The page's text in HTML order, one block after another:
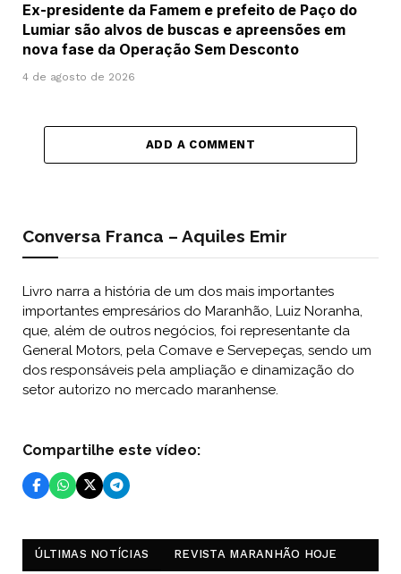
Ex-presidente da Famem e prefeito de Paço do
Lumiar são alvos de buscas e apreensões em
nova fase da Operação Sem Desconto
4 de agosto de 2026
ADD A COMMENT
Conversa Franca – Aquiles Emir
Livro narra a história de um dos mais importantes
importantes empresários do Maranhão, Luiz Noranha,
que, além de outros negócios, foi representante da
General Motors, pela Comave e Servepeças, sendo um
dos responsáveis pela ampliação e dinamização do
setor autorizo no mercado maranhense.
Compartilhe este vídeo:
ÚLTIMAS NOTÍCIAS REVISTA MARANHÃO HOJE